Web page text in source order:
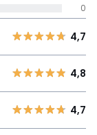
4,7
4,8
4,7
0
4,7
4,8
4,7